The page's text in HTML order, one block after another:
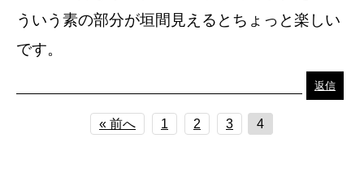
ういう素の部分が垣間見えるとちょっと楽しい
です。
返信
« 前へ 1 2 3 4